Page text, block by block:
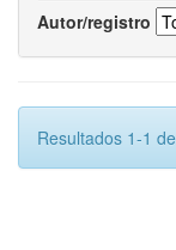
Autor/registro
Resultados 1-1